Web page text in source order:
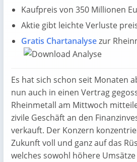
Kaufpreis von 350 Millionen
Aktie gibt leichte Verluste
Gratis Chartanalysezur
Es hat sich schon seit Monaten
nun auch in einen Vertrag
Rheinmetall am Mittwoch
zivile Geschäft an den
verkauft. Der Konzern
Zukunft voll und ganz auf das
welches sowohl höhere